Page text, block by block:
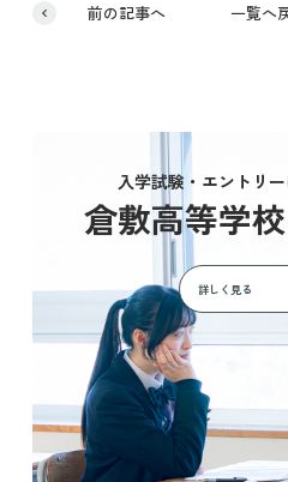
前の記事へ 一覧へ
入学試験・エントリ
倉敷高等学
詳しく見る